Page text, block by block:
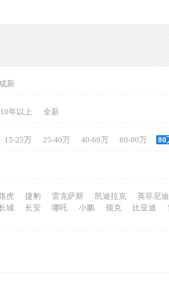
新
10年以上 全新
15-25万 25-40万 40-60万 60-80万 80
虎 捷豹 雷克萨斯 凯迪拉克 英菲尼迪
城 长安 哪吒 小鹏 领克 比亚迪